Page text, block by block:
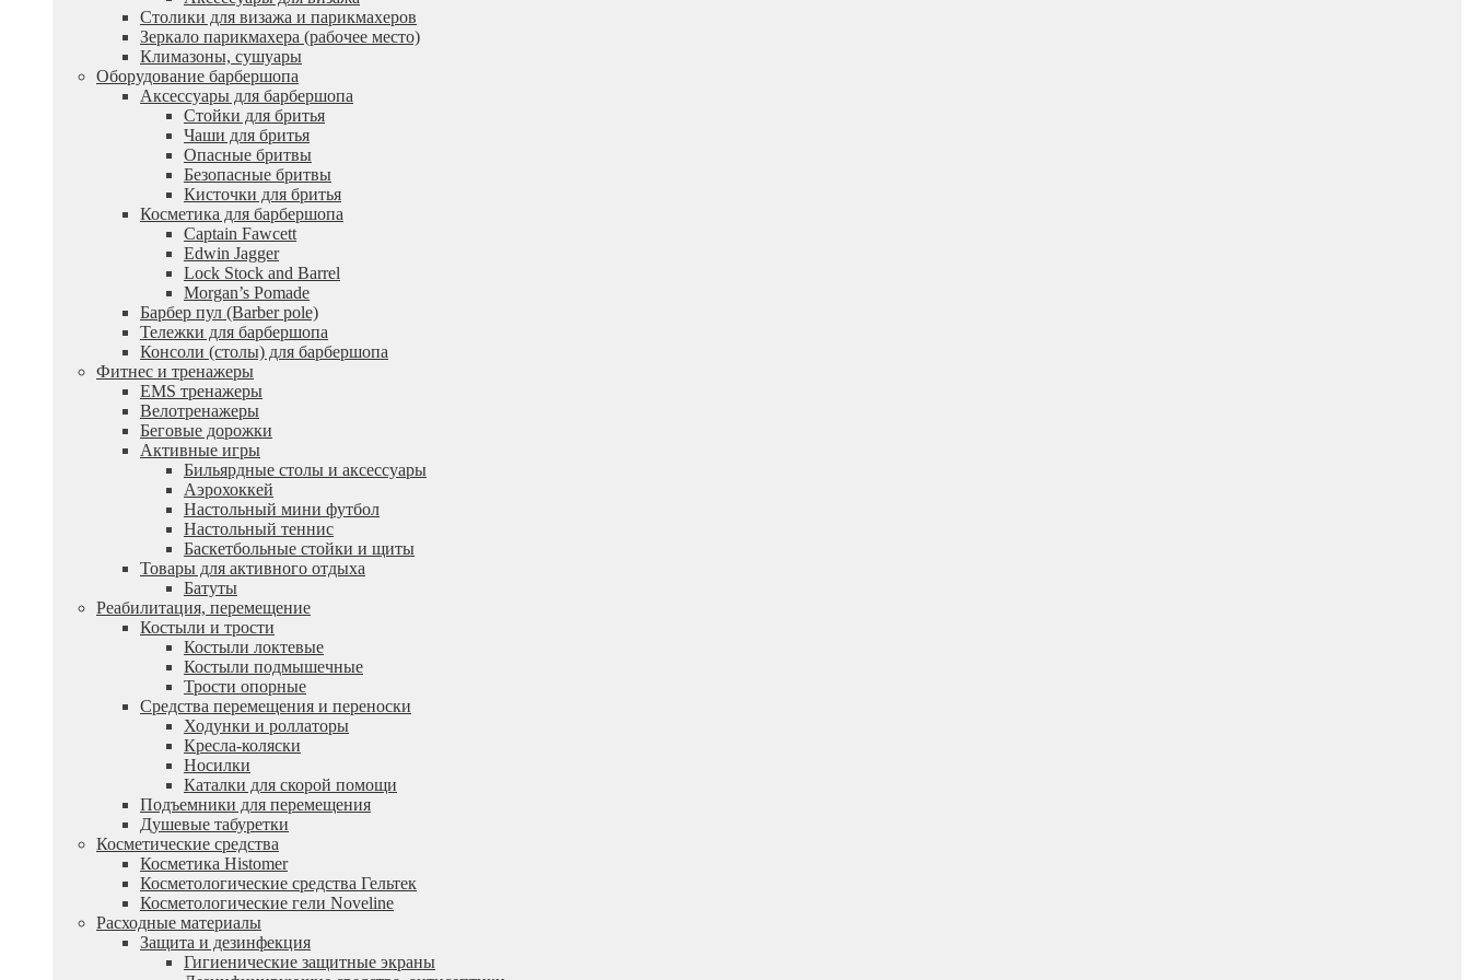
Столики для визажа и парикмахеров
Зеркало парикмахера (рабочее место)
Климазоны, сушуары
Оборудование барбершопа
Аксессуары для барбершопа
Стойки для бритья
Чаши для бритья
Опасные бритвы
Безопасные бритвы
Кисточки для бритья
Косметика для барбершопа
Captain Fawcett
Edwin Jagger
Lock Stock and Barrel
Morgan’s Pomade
Барбер пул (Barber pole)
Тележки для барбершопа
Консоли (столы) для барбершопа
Фитнес и тренажеры
EMS тренажеры
Велотренажеры
Беговые дорожки
Активные игры
Бильярдные столы и аксессуары
Аэрохоккей
Настольный мини футбол
Настольный теннис
Баскетбольные стойки и щиты
Товары для активного отдыха
Батуты
Реабилитация, перемещение
Костыли и трости
Костыли локтевые
Костыли подмышечные
Трости опорные
Средства перемещения и переноски
Ходунки и роллаторы
Кресла-коляски
Носилки
Каталки для скорой помощи
Подъемники для перемещения
Душевые табуретки
Косметические средства
Косметика Histomer
Косметологические средства Гельтек
Косметологические гели Noveline
Расходные материалы
Защита и дезинфекция
Гигиенические защитные экраны